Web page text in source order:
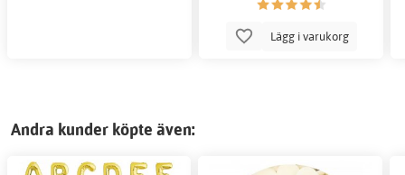
Lägg i varukorg
Andra kunder köpte även: